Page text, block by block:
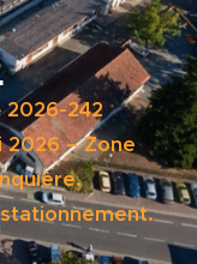
2026-242
2026 – Zone